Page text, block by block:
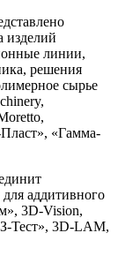
изделий
линии,
решения
сырье
«Гамма-
аддитивного
3D-Vision,
3D-LAM,